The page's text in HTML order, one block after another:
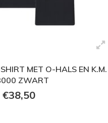
MET O-HALS EN K.M.
ZWART
€38,50